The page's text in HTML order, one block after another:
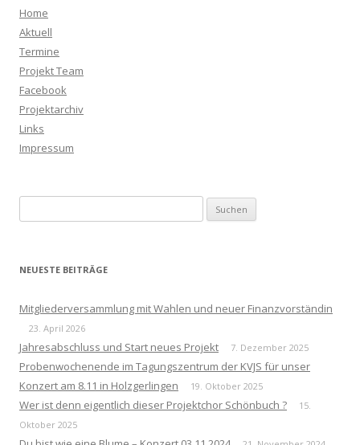
Home
Aktuell
Termine
Projekt Team
Facebook
Projektarchiv
Links
Impressum
nach:
NEUESTE BEITRÄGE
Mitgliederversammlung mit Wahlen und neuer Finanzvorständin
23. April 2026
Jahresabschluss und Start neues Projekt 7. Dezember 2025
Probenwochenende im Tagungszentrum der KVJS für unser
Konzert am 8.11 in Holzgerlingen
19. Oktober 2025
Wer ist denn eigentlich dieser Projektchor Schönbuch ?
15.
Oktober 2025